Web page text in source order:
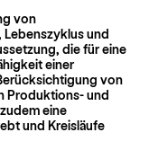
von
und
die für eine
einer
von
Produktions- und
eine
und Kreisläufe